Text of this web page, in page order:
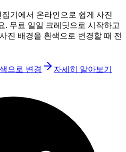
기에서 온라인으로 쉽게 사진
. 무료 일일 크레딧으로 시작하고
진 배경을 흰색으로 변경할 때 전
으로 변경 자세히 알아보기